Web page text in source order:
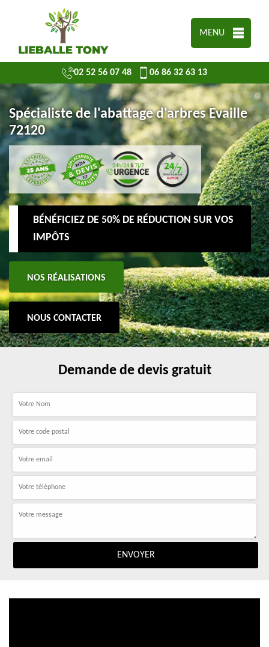
MENU
02 52 56 07 48 06 86 32 63 13
Spécialiste de l'abattage d'arbres Evaille
72120
BÉNÉFICIEZ DE 50% DE RÉDUCTION SUR VOS
IMPÔTS
NOS RÉALISATIONS
NOUS CONTACTER
Demande de devis gratuit